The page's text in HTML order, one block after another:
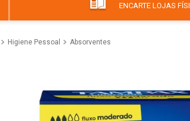
ENCARTE LOJAS
Higiene Pessoal Absorventes
leite
3º queijo
6º chocolate